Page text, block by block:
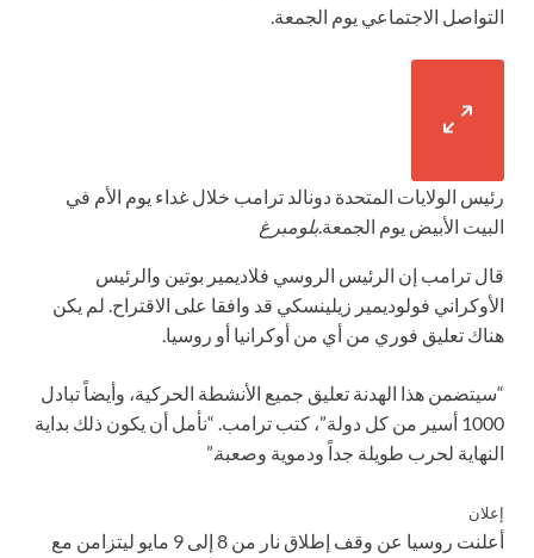
التواصل الاجتماعي يوم الجمعة.
رئيس الولايات المتحدة دونالد ترامب خلال غداء يوم الأم في
البيت الأبيض يوم الجمعة.بلومبرغ
قال ترامب إن الرئيس الروسي فلاديمير بوتين والرئيس
الأوكراني فولوديمير زيلينسكي قد وافقا على الاقتراح. لم يكن
هناك تعليق فوري من أي من أوكرانيا أو روسيا.
“سيتضمن هذا الهدنة تعليق جميع الأنشطة الحركية، وأيضاً تبادل
1000 أسير من كل دولة”، كتب ترامب. “نأمل أن يكون ذلك بداية
النهاية لحرب طويلة جداً ودموية وصعبة.”
إعلان
أعلنت روسيا عن وقف إطلاق نار من 8 إلى 9 مايو ليتزامن مع